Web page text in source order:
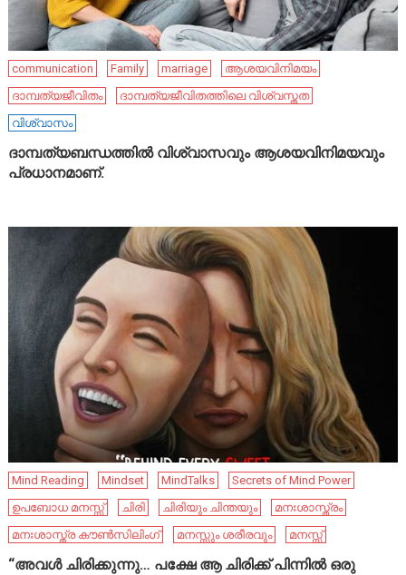
communication Family marriage
ആശയവിനിമയം
ദാമ്പത്യജീവിതം
ദാമ്പത്യജീവിതത്തിലെ വിശ്വസ്തത
വിശ്വാസം
ദാമ്പത്യബന്ധത്തിൽ വിശ്വാസവും ആശയവിനിമയവും
പ്രധാനമാണ്.
Mind Reading Mindset MindTalks
Secrets of Mind Power
ഉപബോധ മനസ്സ്
ചിരി ചിരിയും ചിന്തയും
മനഃശാസ്ത്രം
മനഃശാസ്ത്ര കൗൺസിലിംഗ്
മനസ്സും ശരീരവും മനസ്സ്
“അവൾ ചിരിക്കുന്നു… പക്ഷേ ആ ചിരിക്ക് പിന്നിൽ ഒരു